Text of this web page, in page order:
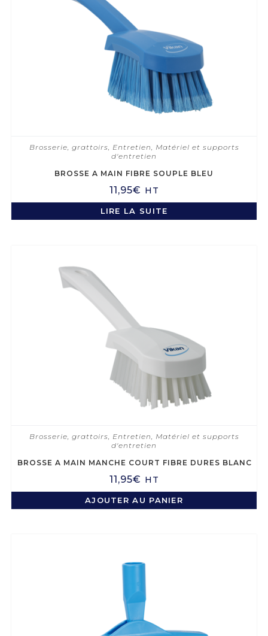
Brosserie, grattoirs, Entretien, Matériel et supports
d'entretien
BROSSE A MAIN FIBRE SOUPLE BLEU
11,95€ HT
LIRE LA SUITE
Brosserie, grattoirs Entretien
Matériel et supports
d'entretien
BROSSE A MAIN MANCHE COURT FIBRE DURES BLANC
11,95€ HT
AJOUTER AU PANIER